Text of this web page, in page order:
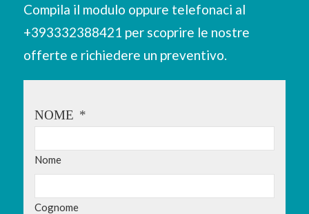
Compila il modulo oppure telefonaci al
+393332388421 per scoprire le nostre
offerte e richiedere un preventivo.
NOME *
Nome
Cognome